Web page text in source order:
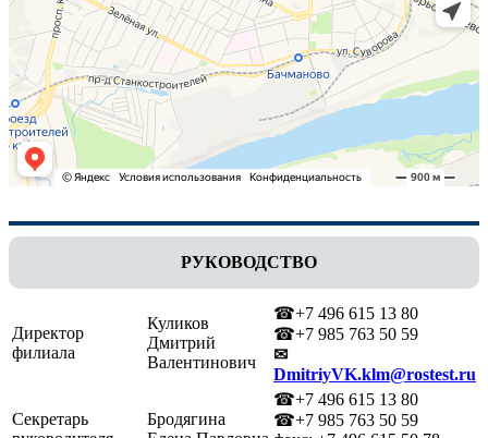
РУКОВОДСТВО
Директор
филиала
Куликов
Дмитрий
Валентинович
☎+7 496 615 13 80
☎+7 985 763 50 59
✉
DmitriyVK.klm@rostest.ru
Секретарь
Бродягина
☎+7 496 615 13 80
☎+7 985 763 50 59